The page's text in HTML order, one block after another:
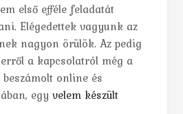
első efféle feladatát
Elégedettek vagyunk az
nagyon örülök. Az pedig
a kapcsolatról még a
online és
egy velem készült